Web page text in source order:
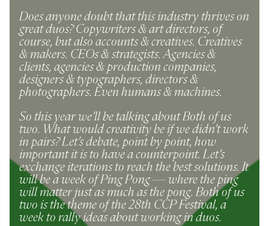
Does anyone doubt that this industry thrives on
great duos? Copywriters & art directors, of
course, but also accounts & creatives. Creatives
& makers. CEOs & strategists. Agencies &
clients, agencies & production companies,
designers & typographers, directors &
photographers. Even humans & machines.
So this year we’ll be talking about Both of us
two. What would creativity be if we didn’t work
in pairs? Let’s debate, point by point, how
important it is to have a counterpoint. Let’s
exchange iterations to reach the best solutions. It
will be a week of Ping Pong — where the ping
will matter just as much as the pong. Both of us
two is the theme of the 28th CCP Festival, a
week to rally ideas about working in duos.